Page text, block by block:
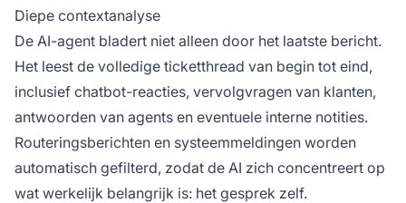
Diepe contextanalyse
De AI-agent bladert niet alleen door het laatste bericht.
Het leest de volledige ticketthread van begin tot eind,
inclusief chatbot-reacties, vervolgvragen van klanten,
antwoorden van agents en eventuele interne notities.
Routeringsberichten en systeemmeldingen worden
automatisch gefilterd, zodat de AI zich concentreert op
wat werkelijk belangrijk is: het gesprek zelf.